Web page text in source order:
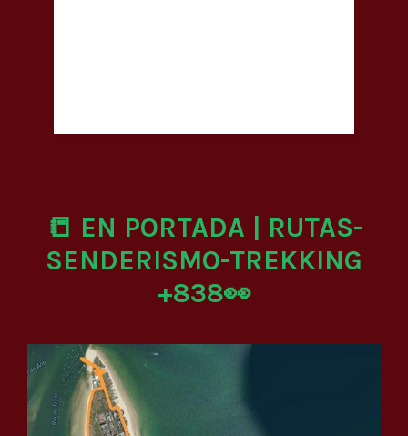
📒 EN PORTADA | RUTAS-
SENDERISMO-TREKKING
+838👀